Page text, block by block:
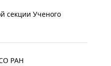
секции Ученого
РАН